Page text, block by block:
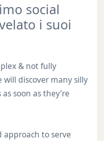
social
i suoi
& not fully
discover many silly
soon as they’re
approach to serve